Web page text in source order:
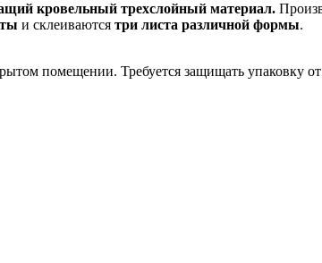
кровельный трехслойный материал.
и склеиваются три листа различной формы.
помещении. Требуется защищать упаковку